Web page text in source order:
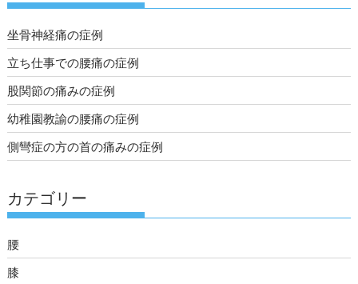
坐骨神経痛の症例
立ち仕事での腰痛の症例
股関節の痛みの症例
幼稚園教諭の腰痛の症例
側彎症の方の首の痛みの症例
カテゴリー
腰
膝